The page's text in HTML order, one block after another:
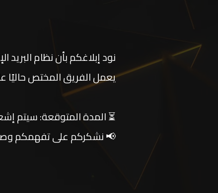
نود إبلاغكم بأن نظام
يعمل الفريق المختص
⏳ المدة المتوقعة: سيتم
📢 نشكركم على تفهمكم